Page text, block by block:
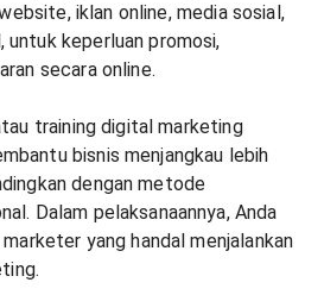
iklan online, media sosial,
untuk keperluan promosi,
secara online.
training digital marketing
bisnis menjangkau lebih
dengan metode
Dalam pelaksanaannya, Anda
yang handal menjalankan